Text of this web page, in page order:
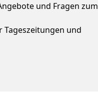
und Fragen zum
Tageszeitungen und